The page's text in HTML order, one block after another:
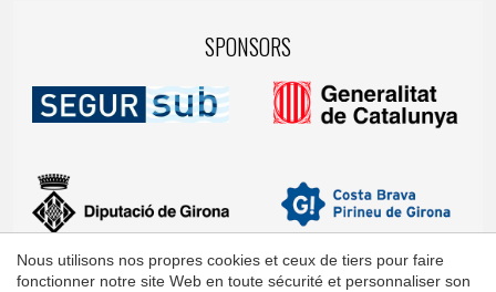
SPONSORS
Nous utilisons nos propres cookies et ceux de tiers pour faire
fonctionner notre site Web en toute sécurité et personnaliser son